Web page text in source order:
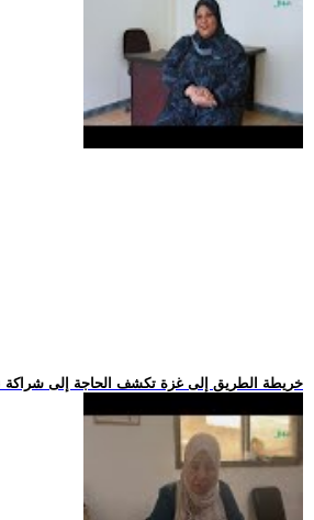
.. خريطة الطريق إلى غزة تكشف الحاجة إلى شراكة